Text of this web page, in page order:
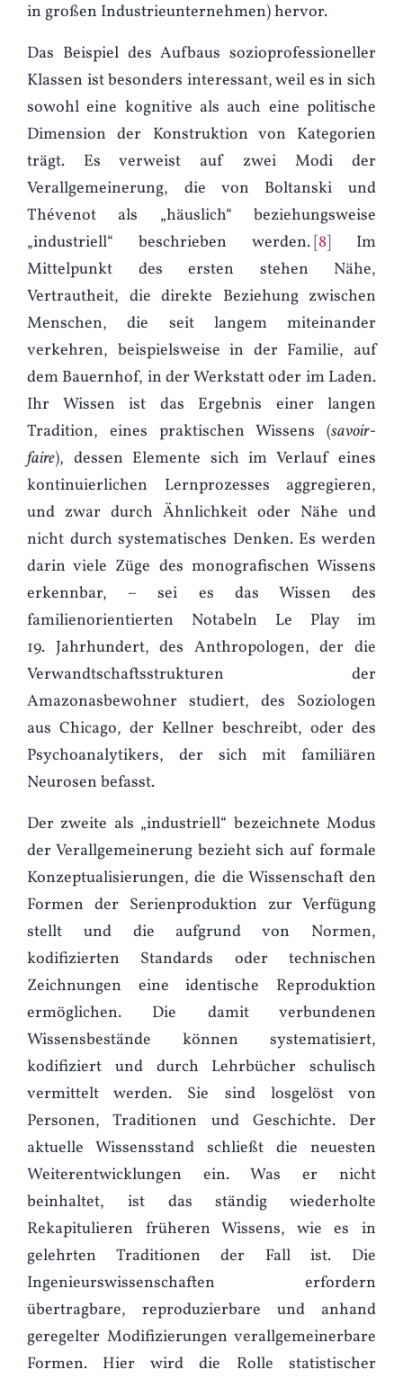
in großen Industrieunternehmen) hervor.
Das Beispiel des Aufbaus sozioprofessioneller
Klassen ist besonders interessant, weil es in sich
sowohl eine kognitive als auch eine politische
Dimension der Konstruktion von Kategorien
trägt. Es verweist auf zwei Modi der
Verallgemeinerung, die von Boltanski und
Thévenot als „häuslich“ beziehungsweise
„industriell“ beschrieben werden. 8 Im
Mittelpunkt des ersten stehen Nähe,
Vertrautheit, die direkte Beziehung zwischen
Menschen, die seit langem miteinander
verkehren, beispielsweise in der Familie, auf
dem Bauernhof, in der Werkstatt oder im Laden.
Ihr Wissen ist das Ergebnis einer langen
Tradition, eines praktischen Wissens (savoir-
faire), dessen Elemente sich im Verlauf eines
kontinuierlichen Lernprozesses aggregieren,
und zwar durch Ähnlichkeit oder Nähe und
nicht durch systematisches Denken. Es werden
darin viele Züge des monografischen Wissens
erkennbar, – sei es das Wissen des
familienorientierten Notabeln Le Play im
19. Jahrhundert, des Anthropologen, der die
Verwandtschaftsstrukturen der
Amazonasbewohner studiert, des Soziologen
aus Chicago, der Kellner beschreibt, oder des
Psychoanalytikers, der sich mit familiären
Neurosen befasst.
Der zweite als „industriell“ bezeichnete Modus
der Verallgemeinerung bezieht sich auf formale
Konzeptualisierungen, die die Wissenschaft den
Formen der Serienproduktion zur Verfügung
stellt und die aufgrund von Normen,
kodifizierten Standards oder technischen
Zeichnungen eine identische Reproduktion
ermöglichen. Die damit verbundenen
Wissensbestände können systematisiert,
kodifiziert und durch Lehrbücher schulisch
vermittelt werden. Sie sind losgelöst von
Personen, Traditionen und Geschichte. Der
aktuelle Wissensstand schließt die neuesten
Weiterentwicklungen ein. Was er nicht
beinhaltet, ist das ständig wiederholte
Rekapitulieren früheren Wissens, wie es in
gelehrten Traditionen der Fall ist. Die
Ingenieurswissenschaften erfordern
übertragbare, reproduzierbare und anhand
geregelter Modifizierungen verallgemeinerbare
Formen. Hier wird die Rolle statistischer